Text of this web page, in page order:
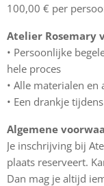
100,00 € per
Atelier Rosemary
• Persoonlijke
hele proces
• Alle materialen en
• Een drankje
Algemene
Je inschrijving bij
plaats reserveert.
Dan mag je altijd